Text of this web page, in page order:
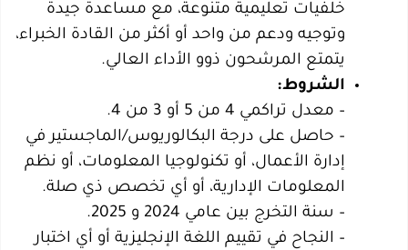
خلفيات تعليمية متنوعة، مع مساعدة جيدة
وتوجيه ودعم من واحد أو أكثر من القادة الخبراء،
يتمتع المرشحون ذوو الأداء العالي.
الشروط:
– معدل تراكمي 4 من 5 أو 3 من 4.
– حاصل على درجة البكالوريوس/الماجستير في
إدارة الأعمال، أو تكنولوجيا المعلومات، أو نظم
المعلومات الإدارية، أو أي تخصص ذي صلة.
– سنة التخرج بين عامي 2024 و 2025.
– النجاح في تقييم اللغة الإنجليزية أو أي اختبار